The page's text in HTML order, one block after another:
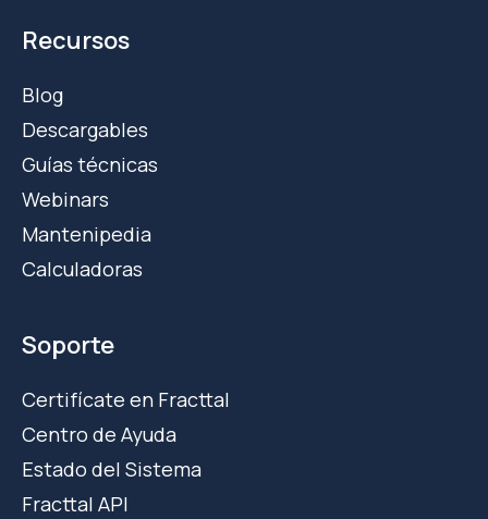
Recursos
Blog
Descargables
Guías técnicas
Webinars
Mantenipedia
Calculadoras
Soporte
Certifícate en Fracttal
Centro de Ayuda
Estado del Sistema
Fracttal API